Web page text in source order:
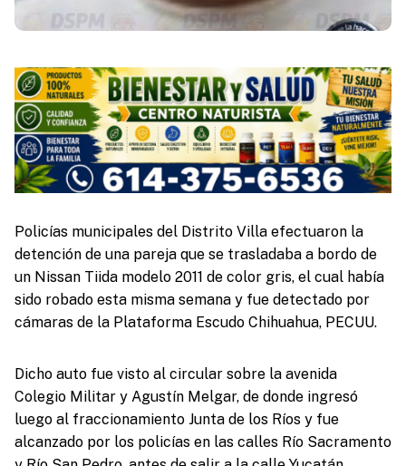
Policías municipales del Distrito Villa efectuaron la
detención de una pareja que se trasladaba a bordo de
un Nissan Tiida modelo 2011 de color gris, el cual había
sido robado esta misma semana y fue detectado por
cámaras de la Plataforma Escudo Chihuahua, PECUU.
Dicho auto fue visto al circular sobre la avenida
Colegio Militar y Agustín Melgar, de donde ingresó
luego al fraccionamiento Junta de los Ríos y fue
alcanzado por los policías en las calles Río Sacramento